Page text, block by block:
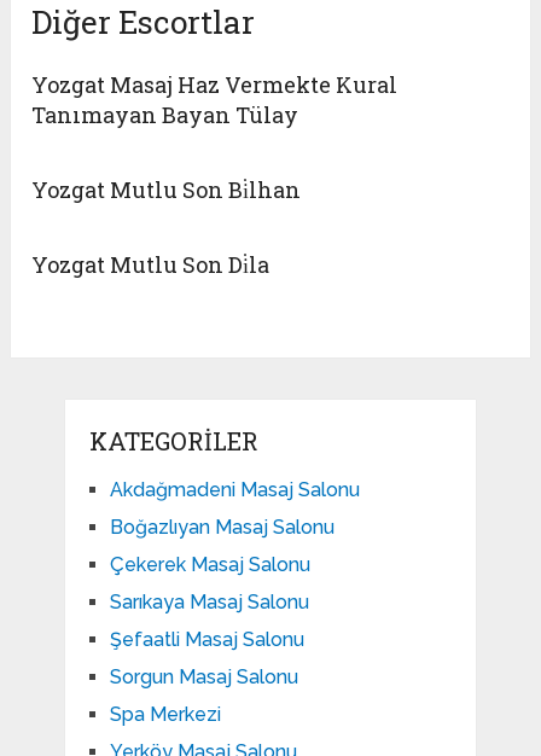
Diğer Escortlar
Yozgat Masaj Haz Vermekte Kural
Tanımayan Bayan Tülay
Yozgat Mutlu Son Bi̇lhan
Yozgat Mutlu Son Di̇la
KATEGORILER
Akdağmadeni Masaj Salonu
Boğazlıyan Masaj Salonu
Çekerek Masaj Salonu
Sarıkaya Masaj Salonu
Şefaatli Masaj Salonu
Sorgun Masaj Salonu
Spa Merkezi